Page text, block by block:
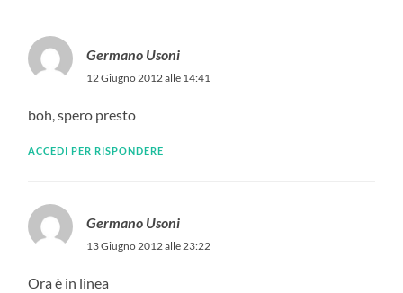
Germano Usoni
12 Giugno 2012 alle 14:41
boh, spero presto
ACCEDI PER RISPONDERE
Germano Usoni
13 Giugno 2012 alle 23:22
Ora è in linea